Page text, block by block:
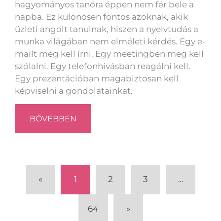
hagyományos tanóra éppen nem fér bele a
napba. Ez különösen fontos azoknak, akik
üzleti angolt tanulnak, hiszen a nyelvtudás a
munka világában nem elméleti kérdés. Egy e-
mailt meg kell írni. Egy meetingben meg kell
szólalni. Egy telefonhívásban reagálni kell.
Egy prezentációban magabiztosan kell
képviselni a gondolatainkat.
BŐVEBBEN
« 1 2 3 …
64 »